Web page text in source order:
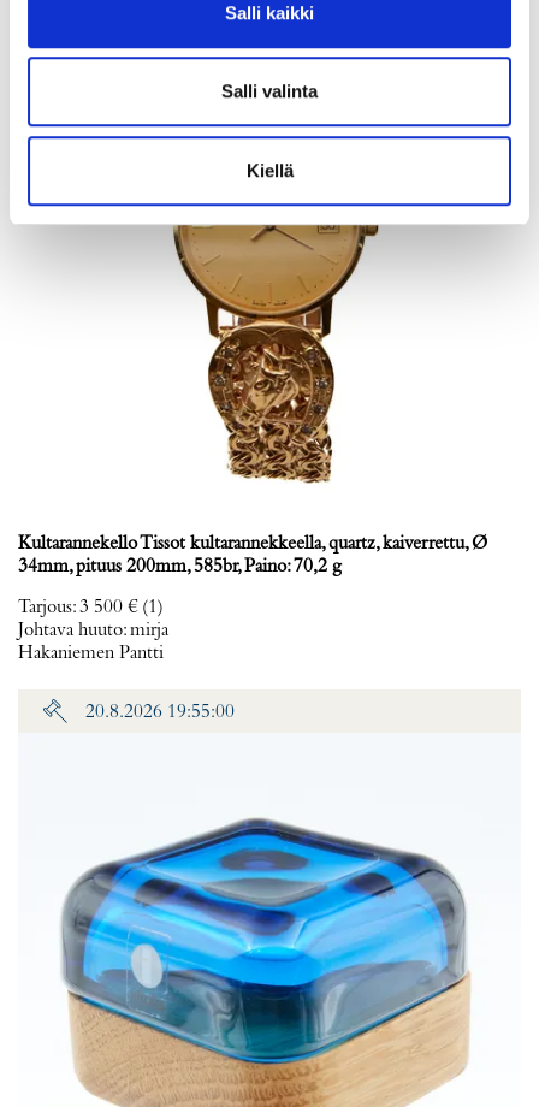
Salli kaikki
Salli valinta
Kiellä
Kultarannekello Tissot kultarannekkeella, quartz, kaiverrettu, Ø
34mm, pituus 200mm, 585br, Paino: 70,2 g
Tarjous:3 500 € (1)
Johtava huuto:mirja
Hakaniemen Pantti
20.8.2026 19:55:00